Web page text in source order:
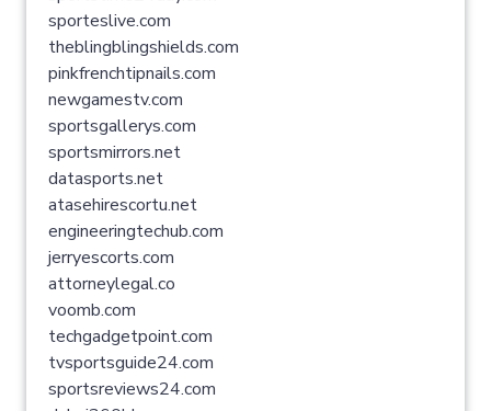
sporteslive.com
theblingblingshields.com
pinkfrenchtipnails.com
newgamestv.com
sportsgallerys.com
sportsmirrors.net
datasports.net
atasehirescortu.net
engineeringtechub.com
jerryescorts.com
attorneylegal.co
voomb.com
techgadgetpoint.com
tvsportsguide24.com
sportsreviews24.com